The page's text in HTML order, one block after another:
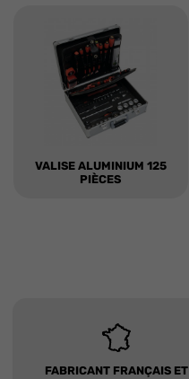
VALISE ALUMINIUM 125
PIÈCES
FABRICANT FRANÇAIS ET